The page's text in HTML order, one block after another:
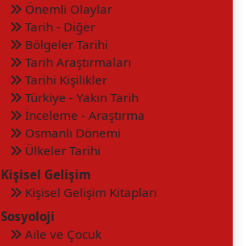
Önemli Olaylar
Tarih - Diğer
Bölgeler Tarihi
Tarih Araştırmaları
Tarihi Kişilikler
Türkiye - Yakın Tarih
İnceleme - Araştırma
Osmanlı Dönemi
Ülkeler Tarihi
Kişisel Gelişim
Kişisel Gelişim Kitapları
Sosyoloji
Aile ve Çocuk